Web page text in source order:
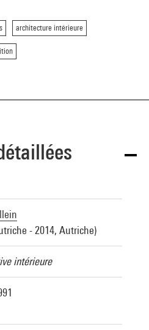
architecture intérieure
- 2014, Autriche)
intérieure